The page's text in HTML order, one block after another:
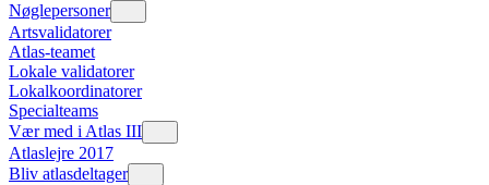
Nøglepersoner
Artsvalidatorer
Atlas-teamet
Lokale validatorer
Lokalkoordinatorer
Specialteams
Vær med i Atlas III
Atlaslejre 2017
Bliv atlasdeltager